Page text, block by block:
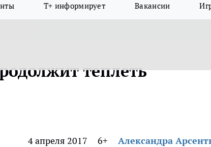
Т+ информирует Вакансии
теплеть
4 апреля 2017 6+ Александра